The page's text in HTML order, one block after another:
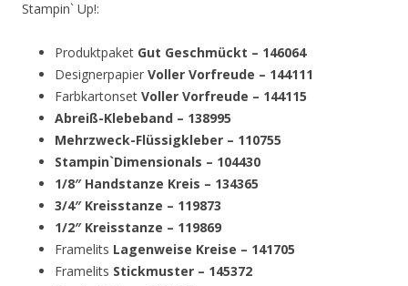
Stampin` Up!:
Produktpaket Gut Geschmückt – 146064
Designerpapier Voller Vorfreude – 144111
Farbkartonset Voller Vorfreude – 144115
Abreiß-Klebeband – 138995
Mehrzweck-Flüssigkleber – 110755
Stampin`Dimensionals – 104430
1/8″ Handstanze Kreis – 134365
3/4″ Kreisstanze – 119873
1/2″ Kreisstanze – 119869
Framelits Lagenweise Kreise – 141705
Framelits Stickmuster – 145372